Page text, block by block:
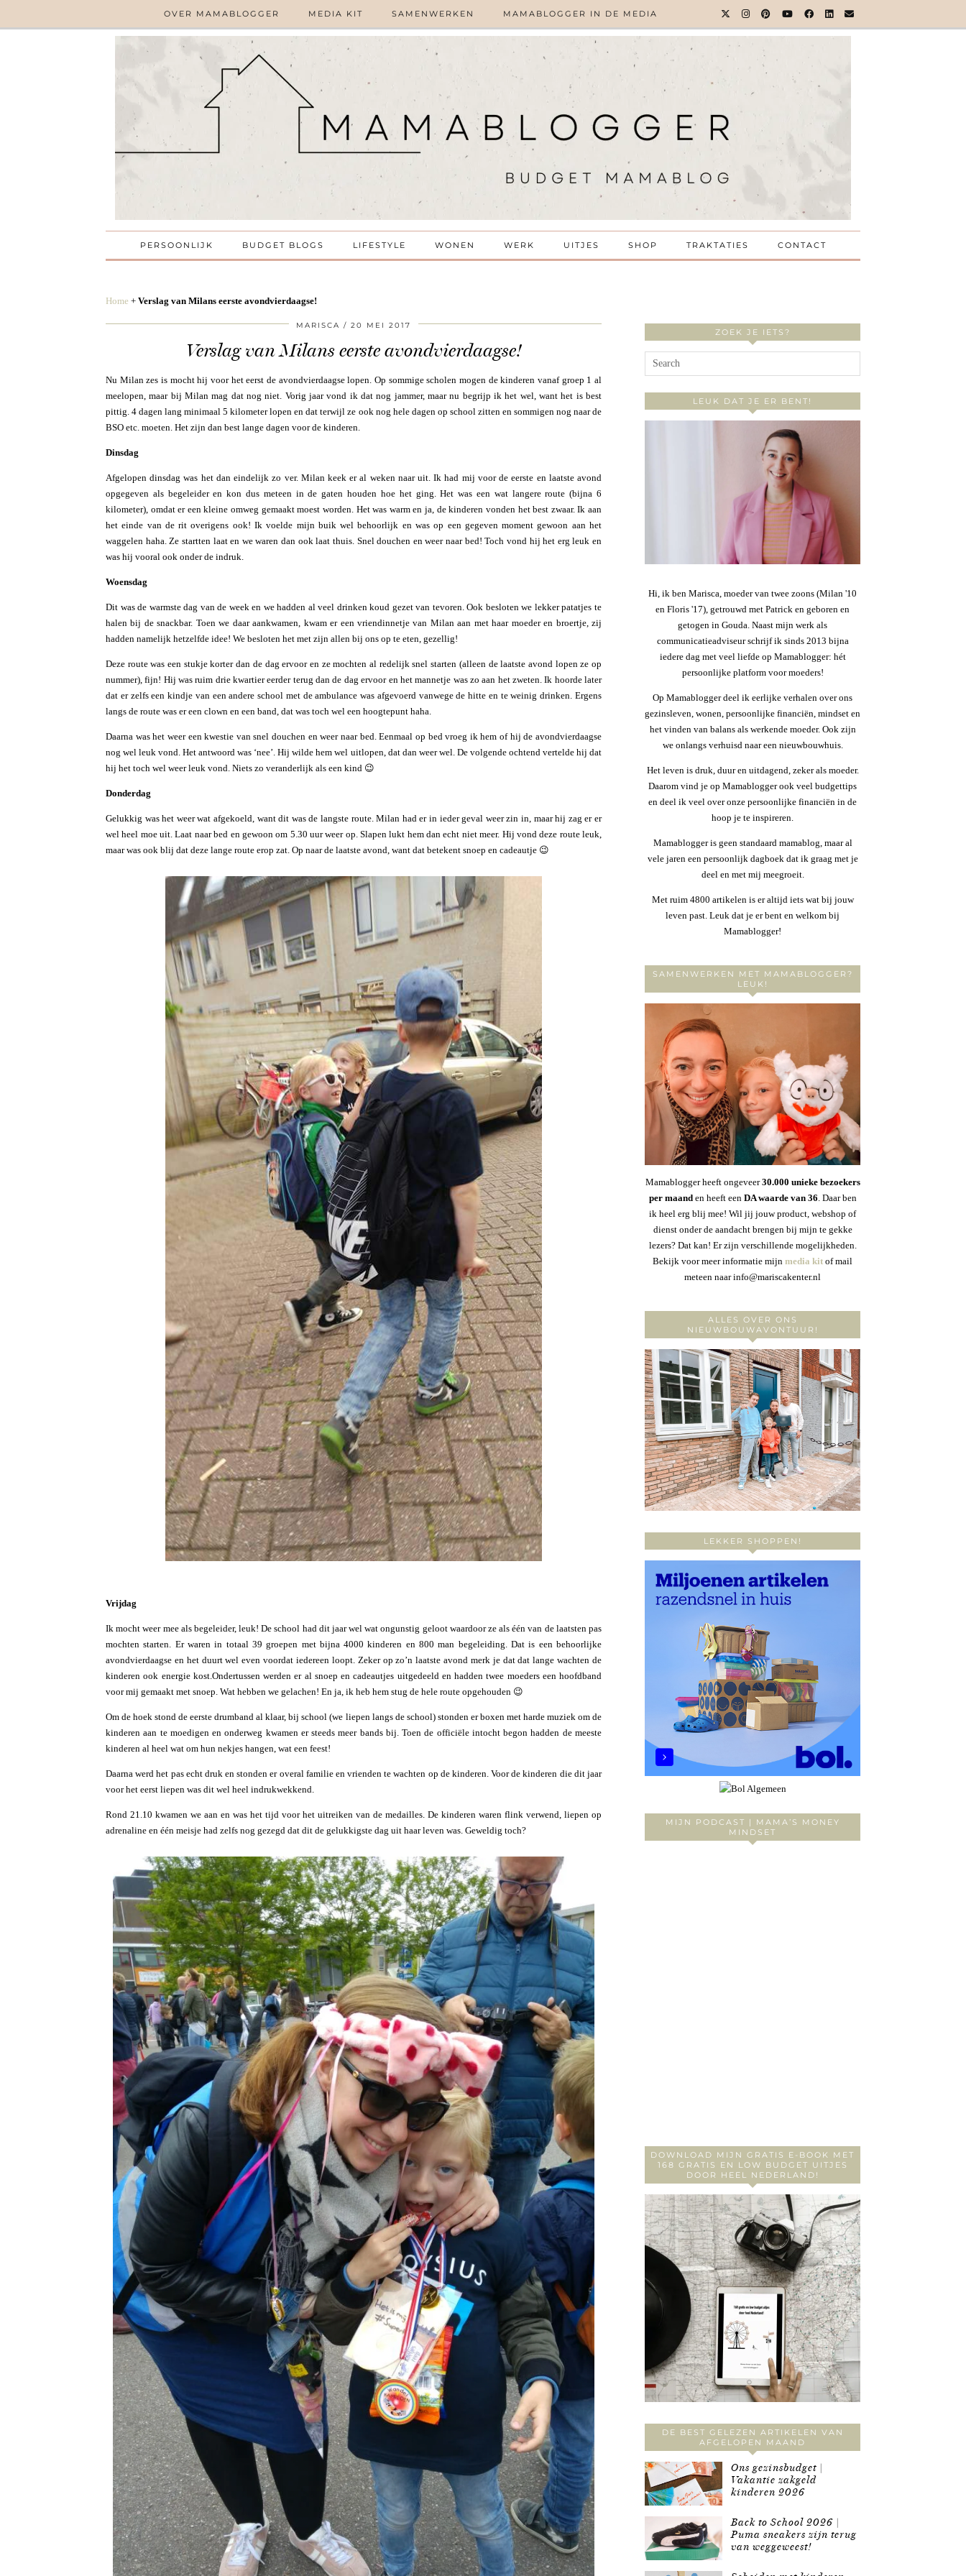
OVER MAMABLOGGER MEDIA KIT SAMENWERKEN MAMABLOGGER IN DE MEDIA
PERSOONLIJK BUDGET BLOGS LIFESTYLE WONEN WERK UITJES SHOP TRAKTATIES CONTACT
Home + Verslag van Milans eerste avondvierdaagse!
MARISCA 20 MEI 2017
Verslag van Milans eerste avondvierdaagse!
Nu Milan zes is mocht hij voor het eerst de avondvierdaagse lopen. Op sommige scholen mogen de kinderen vanaf groep 1 al
meelopen, maar bij Milan mag dat nog niet. Vorig jaar vond ik dat nog jammer, maar nu begrijp ik het wel, want het is best
pittig. 4 dagen lang minimaal 5 kilometer lopen en dat terwijl ze ook nog hele dagen op school zitten en sommigen nog naar de
BSO etc. moeten. Het zijn dan best lange dagen voor de kinderen.
Dinsdag
Afgelopen dinsdag was het dan eindelijk zo ver. Milan keek er al weken naar uit. Ik had mij voor de eerste en laatste avond
opgegeven als begeleider en kon dus meteen in de gaten houden hoe het ging. Het was een wat langere route (bijna 6
kilometer), omdat er een kleine omweg gemaakt moest worden. Het was warm en ja, de kinderen vonden het best zwaar. Ik aan
het einde van de rit overigens ook! Ik voelde mijn buik wel behoorlijk en was op een gegeven moment gewoon aan het
waggelen haha. Ze startten laat en we waren dan ook laat thuis. Snel douchen en weer naar bed! Toch vond hij het erg leuk en
was hij vooral ook onder de indruk.
Woensdag
Dit was de warmste dag van de week en we hadden al veel drinken koud gezet van tevoren. Ook besloten we lekker patatjes te
halen bij de snackbar. Toen we daar aankwamen, kwam er een vriendinnetje van Milan aan met haar moeder en broertje, zij
hadden namelijk hetzelfde idee! We besloten het met zijn allen bij ons op te eten, gezellig!
Deze route was een stukje korter dan de dag ervoor en ze mochten al redelijk snel starten (alleen de laatste avond lopen ze op
nummer), fijn! Hij was ruim drie kwartier eerder terug dan de dag ervoor en het mannetje was zo aan het zweten. Ik hoorde later
dat er zelfs een kindje van een andere school met de ambulance was afgevoerd vanwege de hitte en te weinig drinken. Ergens
langs de route was er een clown en een band, dat was toch wel een hoogtepunt haha.
Daarna was het weer een kwestie van snel douchen en weer naar bed. Eenmaal op bed vroeg ik hem of hij de avondvierdaagse
nog wel leuk vond. Het antwoord was ‘nee’. Hij wilde hem wel uitlopen, dat dan weer wel. De volgende ochtend vertelde hij dat
hij het toch wel weer leuk vond. Niets zo veranderlijk als een kind 😉
Donderdag
Gelukkig was het weer wat afgekoeld, want dit was de langste route. Milan had er in ieder geval weer zin in, maar hij zag er er
wel heel moe uit. Laat naar bed en gewoon om 5.30 uur weer op. Slapen lukt hem dan echt niet meer. Hij vond deze route leuk,
maar was ook blij dat deze lange route erop zat. Op naar de laatste avond, want dat betekent snoep en cadeautje 😉
Vrijdag
Ik mocht weer mee als begeleider, leuk! De school had dit jaar wel wat ongunstig geloot waardoor ze als één van de laatsten pas
mochten starten. Er waren in totaal 39 groepen met bijna 4000 kinderen en 800 man begeleiding. Dat is een behoorlijke
avondvierdaagse en het duurt wel even voordat iedereen loopt. Zeker op zo’n laatste avond merk je dat dat lange wachten de
kinderen ook energie kost.Ondertussen werden er al snoep en cadeautjes uitgedeeld en hadden twee moeders een hoofdband
voor mij gemaakt met snoep. Wat hebben we gelachen! En ja, ik heb hem stug de hele route opgehouden 😉
Om de hoek stond de eerste drumband al klaar, bij school (we liepen langs de school) stonden er boxen met harde muziek om de
kinderen aan te moedigen en onderweg kwamen er steeds meer bands bij. Toen de officiële intocht begon hadden de meeste
kinderen al heel wat om hun nekjes hangen, wat een feest!
Daarna werd het pas echt druk en stonden er overal familie en vrienden te wachten op de kinderen. Voor de kinderen die dit jaar
voor het eerst liepen was dit wel heel indrukwekkend.
Rond 21.10 kwamen we aan en was het tijd voor het uitreiken van de medailles. De kinderen waren flink verwend, liepen op
adrenaline en één meisje had zelfs nog gezegd dat dit de gelukkigste dag uit haar leven was. Geweldig toch?
ZOEK JE IETS?
LEUK DAT JE ER BENT!
Hi, ik ben Marisca, moeder van twee zoons (Milan '10
en Floris '17), getrouwd met Patrick en geboren en
getogen in Gouda. Naast mijn werk als
communicatieadviseur schrijf ik sinds 2013 bijna
iedere dag met veel liefde op Mamablogger: hét
persoonlijke platform voor moeders!
Op Mamablogger deel ik eerlijke verhalen over ons
gezinsleven, wonen, persoonlijke financiën, mindset en
het vinden van balans als werkende moeder. Ook zijn
we onlangs verhuisd naar een nieuwbouwhuis.
Het leven is druk, duur en uitdagend, zeker als moeder.
Daarom vind je op Mamablogger ook veel budgettips
en deel ik veel over onze persoonlijke financiën in de
hoop je te inspireren.
Mamablogger is geen standaard mamablog, maar al
vele jaren een persoonlijk dagboek dat ik graag met je
deel en met mij meegroeit.
Met ruim 4800 artikelen is er altijd iets wat bij jouw
leven past. Leuk dat je er bent en welkom bij
Mamablogger!
SAMENWERKEN MET MAMABLOGGER?
LEUK!
Mamablogger heeft ongeveer30.000 unieke bezoekers
per maanden heeft een DA waarde van 36. Daar ben
ik heel erg blij mee! Wil jij jouw product, webshop of
dienst onder de aandacht brengen bij mijn te gekke
lezers? Dat kan! Er zijn verschillende mogelijkheden.
Bekijk voor meer informatie mijn media kit of mail
meteen naar info@mariscakenter.nl
ALLES OVER ONS
NIEUWBOUWAVONTUUR!
LEKKER SHOPPEN!
MIJN PODCAST | MAMA’S MONEY
MINDSET
DOWNLOAD MIJN GRATIS E-BOOK MET
168 GRATIS EN LOW BUDGET UITJES
DOOR HEEL NEDERLAND!
DE BEST GELEZEN ARTIKELEN VAN
AFGELOPEN MAAND
Ons gezinsbudget |
Vakantie zakgeld
kinderen 2026
Back to School 2026 |
Puma sneakers zijn terug
van weggeweest!